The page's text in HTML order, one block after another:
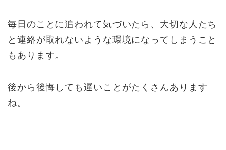
毎日のことに追われて気づいたら、大切な人たち
と連絡が取れないような環境になってしまうこと
もあります。
後から後悔しても遅いことがたくさんあります
ね。